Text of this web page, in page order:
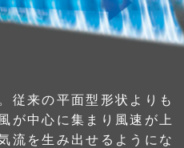
従来の平面型形状よりも
が中心に集まり風速が上
流を生み出せるようにな